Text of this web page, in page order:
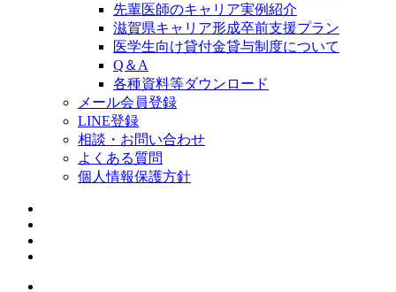
先輩医師のキャリア実例紹介
滋賀県キャリア形成卒前支援プラン
医学生向け貸付金貸与制度について
Q＆A
各種資料等ダウンロード
メール会員登録
LINE登録
相談・お問い合わせ
よくある質問
個人情報保護方針